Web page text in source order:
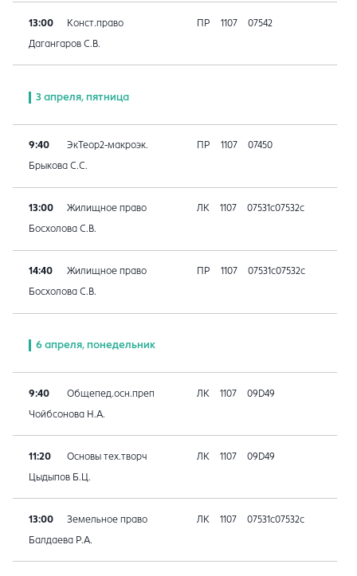
13:00 Конст.право ПР 1107 07542
Дагангаров С.В.
3 апреля, пятница
9:40 ЭкТеор2-макроэк. ПР 1107 07450
Брыкова С.С.
13:00 Жилищное право ЛК 1107 07531с07532с
Босхолова С.В.
14:40 Жилищное право ПР 1107 07531с07532с
Босхолова С.В.
6 апреля, понедельник
9:40 Общепед.осн.преп ЛК 1107 09D49
Чойбсонова Н.А.
11:20 Основы тех.творч ЛК 1107 09D49
Цыдыпов Б.Ц.
13:00 Земельное право ЛК 1107 07531с07532с
Балдаева Р.А.